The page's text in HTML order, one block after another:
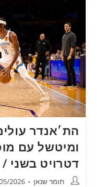
הת׳אנדר
ומיטשל עם
דטרויט בשני
מחבר:תומר שנאן פורסם:
2026